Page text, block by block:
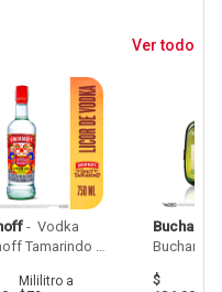
Ver todo
- Vodka
Tamarindo
Mililitroa
$